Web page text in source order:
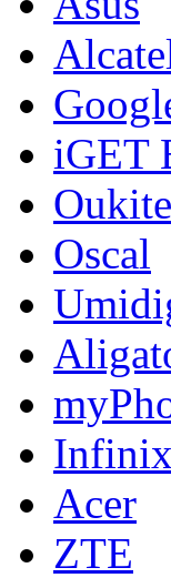
iGET
Oscal
Infinix
Acer
ZTE